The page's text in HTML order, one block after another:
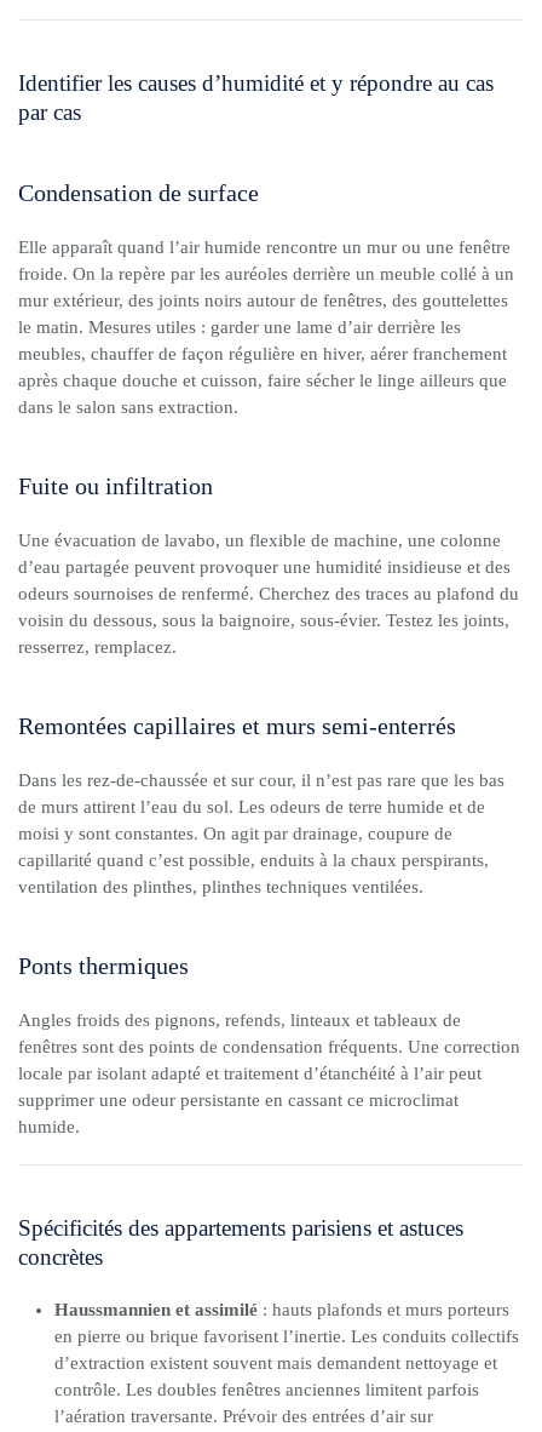
Identifier les causes d’humidité et y répondre au cas
par cas
Condensation de surface
Elle apparaît quand l’air humide rencontre un mur ou une fenêtre
froide. On la repère par les auréoles derrière un meuble collé à un
mur extérieur, des joints noirs autour de fenêtres, des gouttelettes
le matin. Mesures utiles : garder une lame d’air derrière les
meubles, chauffer de façon régulière en hiver, aérer franchement
après chaque douche et cuisson, faire sécher le linge ailleurs que
dans le salon sans extraction.
Fuite ou infiltration
Une évacuation de lavabo, un flexible de machine, une colonne
d’eau partagée peuvent provoquer une humidité insidieuse et des
odeurs sournoises de renfermé. Cherchez des traces au plafond du
voisin du dessous, sous la baignoire, sous-évier. Testez les joints,
resserrez, remplacez.
Remontées capillaires et murs semi-enterrés
Dans les rez-de-chaussée et sur cour, il n’est pas rare que les bas
de murs attirent l’eau du sol. Les odeurs de terre humide et de
moisi y sont constantes. On agit par drainage, coupure de
capillarité quand c’est possible, enduits à la chaux perspirants,
ventilation des plinthes, plinthes techniques ventilées.
Ponts thermiques
Angles froids des pignons, refends, linteaux et tableaux de
fenêtres sont des points de condensation fréquents. Une correction
locale par isolant adapté et traitement d’étanchéité à l’air peut
supprimer une odeur persistante en cassant ce microclimat
humide.
Spécificités des appartements parisiens et astuces
concrètes
Haussmannien et assimilé : hauts plafonds et murs porteurs
en pierre ou brique favorisent l’inertie. Les conduits collectifs
d’extraction existent souvent mais demandent nettoyage et
contrôle. Les doubles fenêtres anciennes limitent parfois
l’aération traversante. Prévoir des entrées d’air sur